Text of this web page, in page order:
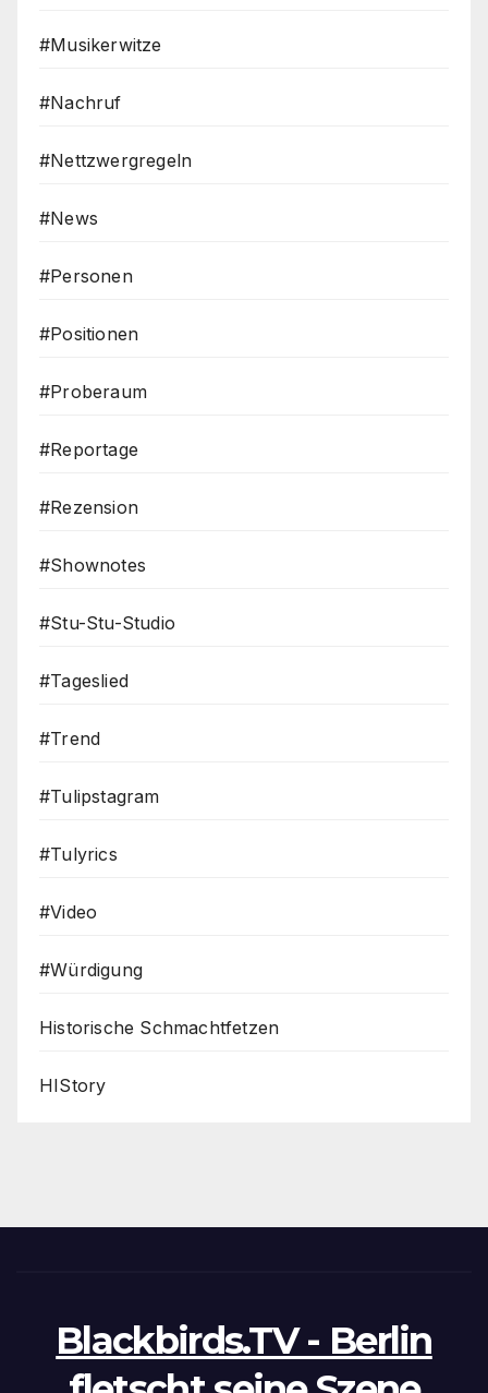
#Musikerwitze
#Nachruf
#Nettzwergregeln
#News
#Personen
#Positionen
#Proberaum
#Reportage
#Rezension
#Shownotes
#Stu-Stu-Studio
#Tageslied
#Trend
#Tulipstagram
#Tulyrics
#Video
#Würdigung
Historische Schmachtfetzen
HIStory
Blackbirds.TV - Berlin